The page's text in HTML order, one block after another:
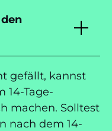
gefällt, kannst
14-Tage-
machen. Solltest
nach dem 14-